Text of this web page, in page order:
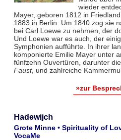
wieder
Mayer, geboren 1812 in
1883 in Berlin. Um 1840 zog sie
bei Carl Loewe zu nehmen, der
Und Loewe war es auch, der
Symphonien aufführte. In ihrer
komponierte Emilie Mayer unter
fünfzehn Ouvertüren, darunter
Faust, und zahlreiche
»zur
Hadewijch
Grote Minne • Spirituality of
VocaMe